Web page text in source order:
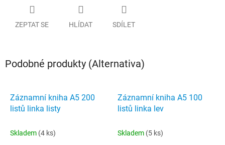
ZEPTAT SE HLÍDAT SDÍLET
Podobné produkty (Alternativa)
Záznamní kniha A5 200
listů linka listy
Skladem (4 ks)
Záznamní kniha A5 100
listů linka lev
Skladem (5 ks)